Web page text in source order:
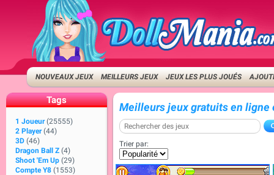
NOUVEAUX JEUX MEILLEURS JEUX JEUX LES PLUS JOUÉS
Tags
1 Joueur (25555)
2 Player (44)
3D (46)
Dragon Ball Z (4)
Shoot 'Em Up (29)
Compte Y8 (1553)
Meilleurs jeux gratuits en ligne
Trier par: